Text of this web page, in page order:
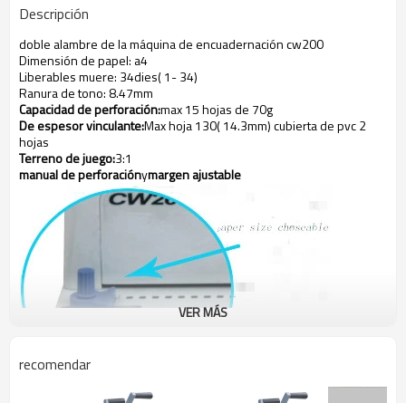
Descripción
doble alambre de la máquina de encuadernación cw200
Dimensión de papel: a4
Liberables muere: 34dies( 1- 34)
Ranura de tono: 8.47mm
Capacidad de perforación:max 15 hojas de 70g
De espesor vinculante:Max hoja 130( 14.3mm) cubierta de pvc 2
hojas
Terreno de juego:3:1
manual de perforaciónymargen ajustable
VER MÁS
recomendar